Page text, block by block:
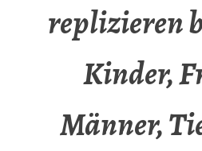
replizieren
Kinder,
Männer,